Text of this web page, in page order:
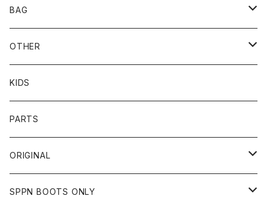
BOTTOMS
SHADE
TOPS
CYCLE ZOMBIES
TOPS
CAP
SCHOTT
OTHER
SHIRTS
VANSON
OTHER
SHIRTS
TOYS McCOY
OTHER
TOPS
VIN&AGE
WEAR
HARLEY DAVIDSON
SHOEI
DIN MARKET
72JAM
リード工業
MECHANIX WEAR
JRP
CHURCHILL
NAPA
DIN MARKET
BAG
DEGNER
ROUGH TAIL
DIN MARKET
STREAM TRAIL
BAG
OTHER
LEUS
HTC
SLOW WEAR LION
STANCE
KIDS
PARTS
ORIGINAL
TOPS
SPPN BOOTS ONLY